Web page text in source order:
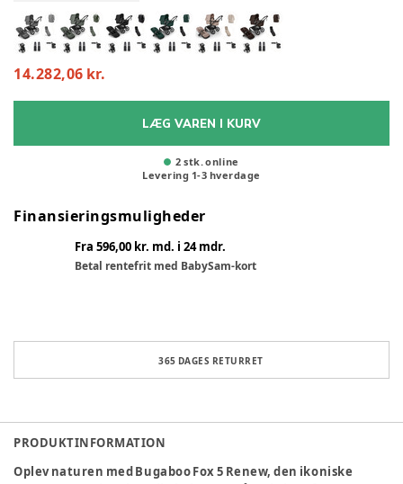
14.282,06 kr.
LÆG VAREN I KURV
2 stk. online
Levering 1-3 hverdage
Finansieringsmuligheder
Fra 596,00 kr. md. i 24 mdr.
Betal rentefrit med BabySam-kort
365 DAGES RETURRET
PRODUKTINFORMATION
Oplev naturen med Bugaboo Fox 5 Renew, den ikoniske